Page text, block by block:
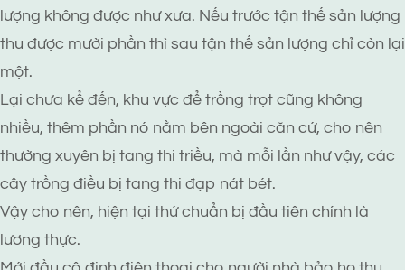
lượng không được như xưa. Nếu trước tận thế sản lượng
thu được mười phần thì sau tận thế sản lượng chỉ còn lại
một.
Lại chưa kể đến, khu vực để trồng trọt cũng không
nhiều, thêm phần nó nằm bên ngoài căn cứ, cho nên
thường xuyên bị tang thi triều, mà mỗi lần như vậy, các
cây trồng điều bị tang thi đạp nát bét.
Vậy cho nên, hiện tại thứ chuẩn bị đầu tiên chính là
lương thực.